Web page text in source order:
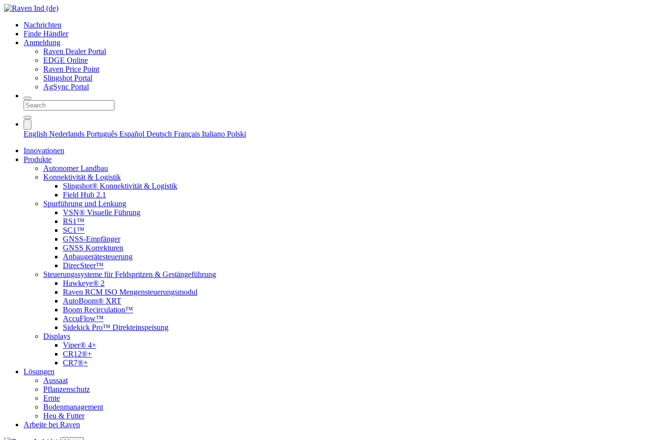
Nachrichten
Finde Händler
Anmeldung
Raven Dealer Portal
EDGE Online
Raven Price Point
Slingshot Portal
AgSync Portal
English Nederlands Português Español Deutsch Français Italiano Polski
Innovationen
Produkte
Autonomer Landbau
Konnektivität & Logistik
Slingshot® Konnektivität & Logistik
Field Hub 2.1
Spurführung und Lenkung
VSN® Visuelle Führung
RS1™
SC1™
GNSS-Empfänger
GNSS Korrekturen
Anbaugerätesteuerung
DirecSteer™
Steuerungssysteme für Feldspritzen & Gestängeführung
Hawkeye® 2
Raven RCM ISO Mengensteuerungsmodul
AutoBoom® XRT
Boom Recirculation™
AccuFlow™
Sidekick Pro™ Direkteinspeisung
Displays
Viper® 4+
CR12®+
CR7®+
Lösungen
Aussaat
Pflanzenschutz
Ernte
Bodenmanagement
Heu & Futter
Arbeite bei Raven